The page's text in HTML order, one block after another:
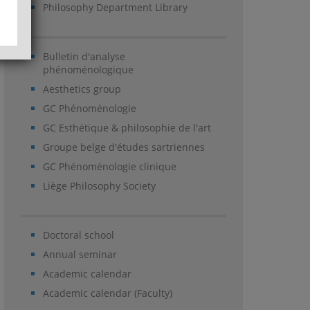
Philosophy Department Library
Bulletin d'analyse
phénoménologique
Aesthetics group
GC Phénoménologie
GC Esthétique & philosophie de l'art
Groupe belge d'études sartriennes
GC Phénoménologie clinique
Liège Philosophy Society
Doctoral school
Annual seminar
Academic calendar
Academic calendar (Faculty)